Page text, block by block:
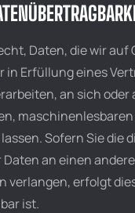
Daten, die wir auf
in Erfüllung eines
an sich oder
Sofern Sie die
an einen
verlangen, erfolgt
ist.